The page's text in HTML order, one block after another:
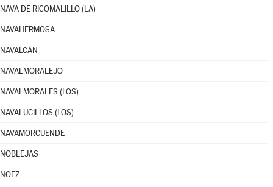
NAVA DE RICOMALILLO (LA)
NAVAHERMOSA
NAVALCÁN
NAVALMORALEJO
NAVALMORALES (LOS)
NAVALUCILLOS (LOS)
NAVAMORCUENDE
NOBLEJAS
NOEZ